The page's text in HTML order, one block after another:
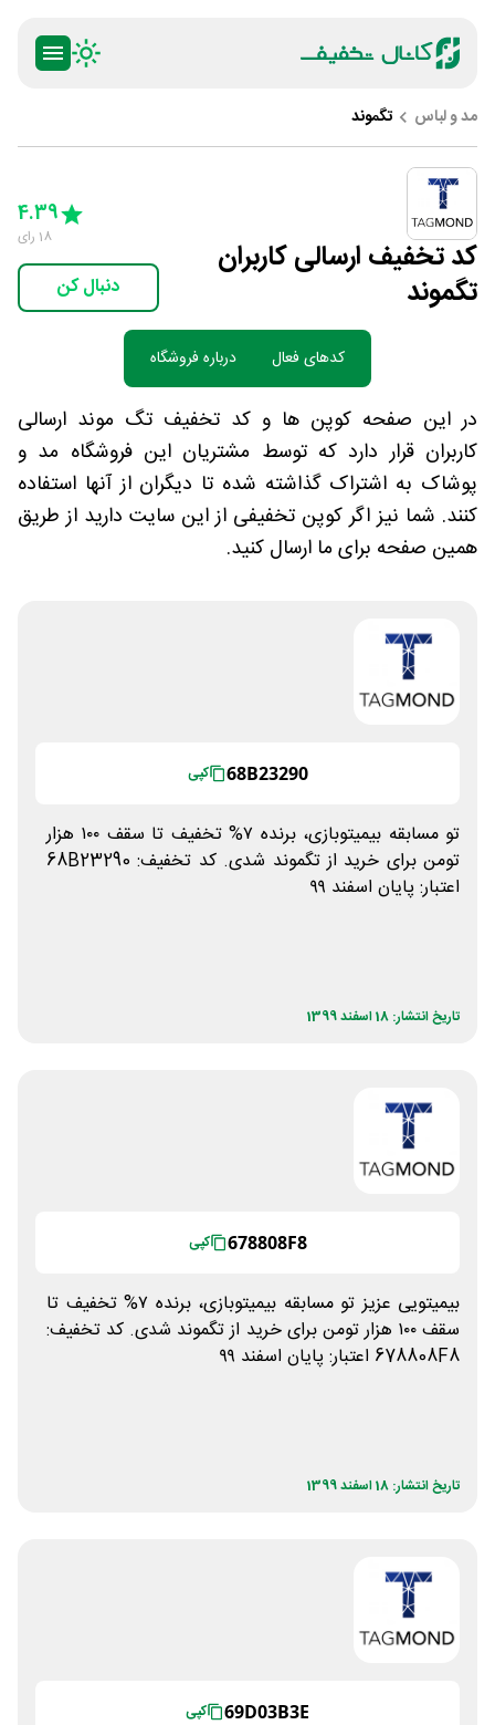
مد و لباس تگموند
کد تخفیف ارسالی کاربران
تگموند
3 Stars
4 Stars
5 Stars
4.39
18 رای
دنبال کن
کدهای فعال درباره فروشگاه
در این صفحه کوپن ها و کد تخفیف تگ موند ارسالی
کاربران قرار دارد که توسط مشتریان این فروشگاه مد و
پوشاک به اشتراک گذاشته شده تا دیگران از آنها استفاده
کنند. شما نیز اگر کوپن تخفیفی از این سایت دارید از طریق
همین صفحه برای ما ارسال کنید.
68B23290 کپی
تو مسابقه بیمیتوبازی، برنده ۷% تخفیف تا سقف ۱۰۰ هزار
تومن برای خرید از تگموند شدی. کد تخفیف: 68B23290
اعتبار: پایان اسفند ۹۹
تاریخ انتشار: 18 اسفند 1399
678808F8 کپی
بیمیتویی عزیز تو مسابقه بیمیتوبازی، برنده ۷% تخفیف تا
سقف ۱۰۰ هزار تومن برای خرید از تگموند شدی. کد تخفیف:
678808F8 اعتبار: پایان اسفند ۹۹
تاریخ انتشار: 18 اسفند 1399
69D03B3E کپی